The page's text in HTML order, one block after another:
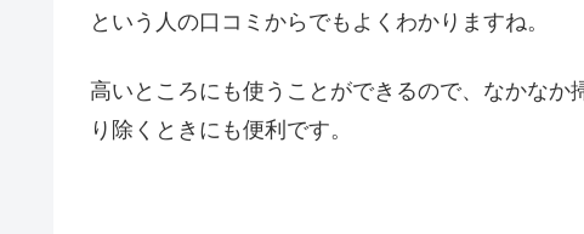
という人の口コミからでもよくわかりますね。
高いところにも使うことができるので、なかな
り除くときにも便利です。